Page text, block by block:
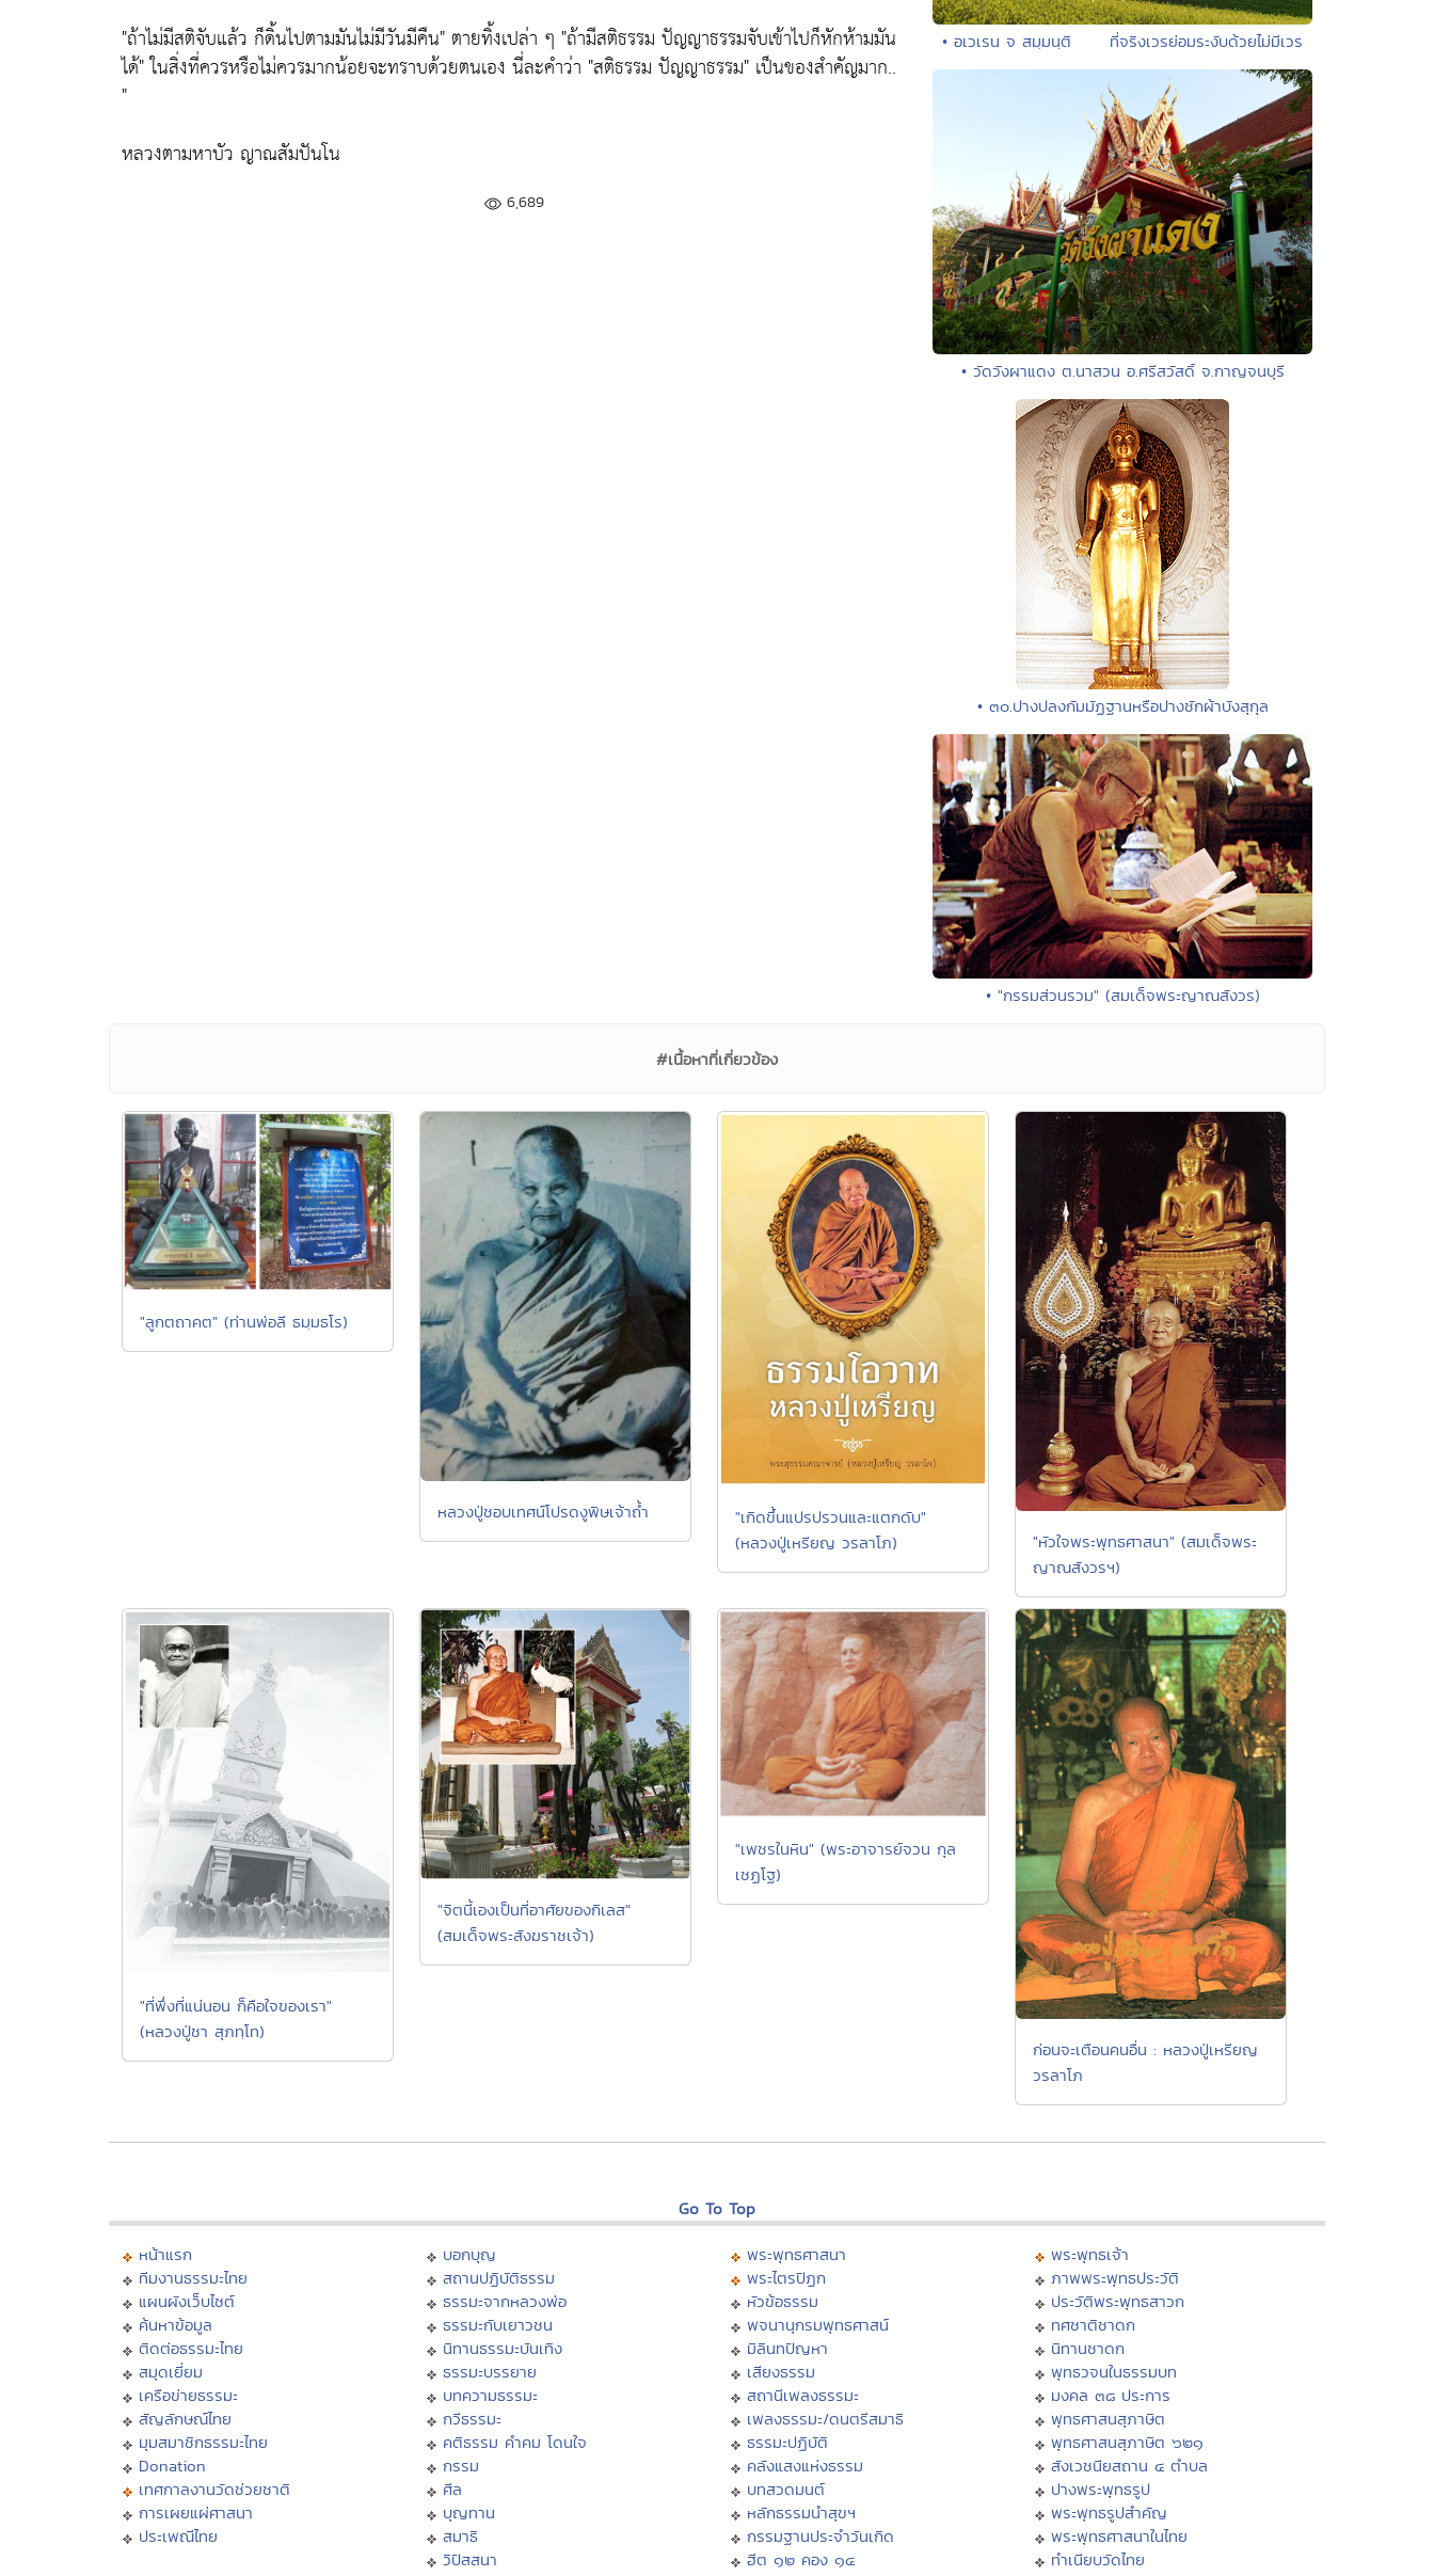
"ถ้าไม่มีสติจับแล้ว ก็ดิ้นไปตามมันไม่มีวันมีคืน"ตายทิ้งเปล่า ๆ "ถ้ามีสติธรรม ปัญญาธรรมจับเข้าไปก็หักห้ามมัน
ได้"ในสิ่งที่ควรหรือไม่ควรมากน้อยจะทราบด้วยตนเอง นี่ละคำว่า "สติธรรม ปัญญาธรรม" เป็นของสำคัญมาก..
"
หลวงตามหาบัว ญาณสัมปันโน
6,689
• อเวเรน จ สมฺมนฺติ ที่จริงเวรย่อมระงับด้วยไม่มีเวร
• วัดวังผาแดง ต.นาสวน อ.ศรีสวัสดิ์ จ.กาญจนบุรี
• ๓๐.ปางปลงกัมมัฏฐานหรือปางชักผ้าบังสุกุล
• "กรรมส่วนรวม" (สมเด็จพระญาณสังวร)
#เนื้อหาที่เกี่ยวข้อง
"ลูกตถาคต" (ท่านพ่อลี ธมฺมธโร)
หลวงปู่ชอบเทศน์โปรดงูพิษเจ้าถ้ำ
"เกิดขึ้นแปรปรวนและแตกดับ"
(หลวงปู่เหรียญ วรลาโภ)
"หัวใจพระพุทธศาสนา" (สมเด็จพระ
ญาณสังวรฯ)
"ที่พึ่งที่แน่นอน ก็คือใจของเรา"
(หลวงปู่ชา สุภทฺโท)
"จิตนี้เองเป็นที่อาศัยของกิเลส"
(สมเด็จพระสังฆราชเจ้า)
"เพชรในหิน" (พระอาจารย์จวน กุล
เชฏโฐ)
ก่อนจะเตือนคนอื่น : หลวงปู่เหรียญ
วรลาโภ
Go To Top
หน้าแรก
ทีมงานธรรมะไทย
แผนผังเว็บไซต์
ค้นหาข้อมูล
ติดต่อธรรมะไทย
สมุดเยี่ยม
เครือข่ายธรรมะ
สัญลักษณ์ไทย
มุมสมาชิกธรรมะไทย
Donation
เทศกาลงานวัดช่วยชาติ
การเผยแผ่ศาสนา
ประเพณีไทย
บอกบุญ
สถานปฏิบัติธรรม
ธรรมะจากหลวงพ่อ
ธรรมะกับเยาวชน
นิทานธรรมะบันเทิง
ธรรมะบรรยาย
บทความธรรมะ
กวีธรรมะ
คติธรรม คำคม โดนใจ
กรรม
ศีล
บุญทาน
สมาธิ
วิปัสสนา
พระพุทธศาสนา
พระไตรปิฏก
หัวข้อธรรม
พจนานุกรมพุทธศาสน์
มิลินทปัญหา
เสียงธรรม
สถานีเพลงธรรมะ
เพลงธรรมะ/ดนตรีสมาธิ
ธรรมะปฏิบัติ
คลังแสงแห่งธรรม
บทสวดมนต์
หลักธรรมนำสุขฯ
กรรมฐานประจำวันเกิด
ฮีต ๑๒ คอง ๑๔
พระพุทธเจ้า
ภาพพระพุทธประวัติ
ประวัติพระพุทธสาวก
ทศชาติชาดก
นิทานชาดก
พุทธวจนในธรรมบท
มงคล ๓๘ ประการ
พุทธศาสนสุภาษิต
พุทธศาสนสุภาษิต ๖๒๑
สังเวชนียสถาน ๔ ตำบล
ปางพระพุทธรูป
พระพุทธรูปสำคัญ
พระพุทธศาสนาในไทย
ทำเนียบวัดไทย